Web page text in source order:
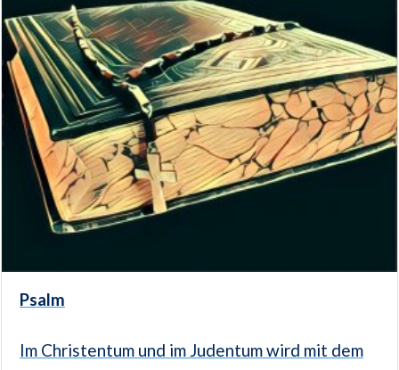
Psalm
Im Christentum und im Judentum wird mit dem